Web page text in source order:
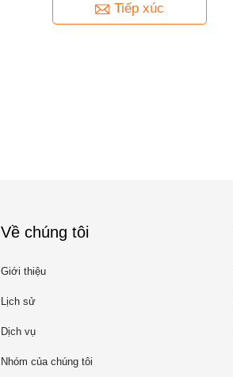
Tiếp xúc
Về chúng tôi
Giới thiệu
Lịch sử
Dịch vụ
Nhóm của chúng tôi